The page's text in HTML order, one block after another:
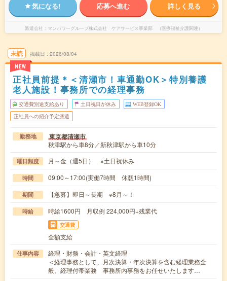
気になる! 応募へ進む 詳しく見る
派遣会社 マンパワーグループ株式会社 ケアサービス事業部 （医療福祉介護関連）
未読
NEW
掲載日 2026/08/04
正社員前提＊＜清瀬市！車通勤OK＞特別養護
老人施設！事務所での経理事務
交通費別途支給あり 土日祝日が休み WEB登録OK
正社員への紹介予定派遣
勤務地 東京都清瀬市
秋津駅から車8分／新秋津駅から車10分
曜日頻度 月～金（週5日） ※土日祝休み
時間 09:00～17:00(実働7時間 休憩1時間)
期間 【急募】即日～長期 ※8月～！
時給 時給1600円 月収例 224,000円+残業代
交通費
全額支給
仕事内容
経理・財務・会計・英文経理
＜経理事務として、月次決算・年次決算を含む経理業務全
般、経理付帯業務 事務所内事務をお任せいたします…